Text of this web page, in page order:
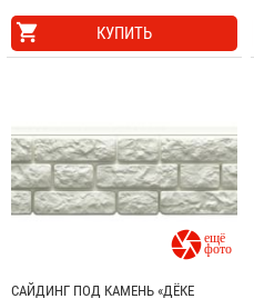
КУПИТЬ

САЙДИНГ ПОД КАМЕНЬ «ДЁКЕ